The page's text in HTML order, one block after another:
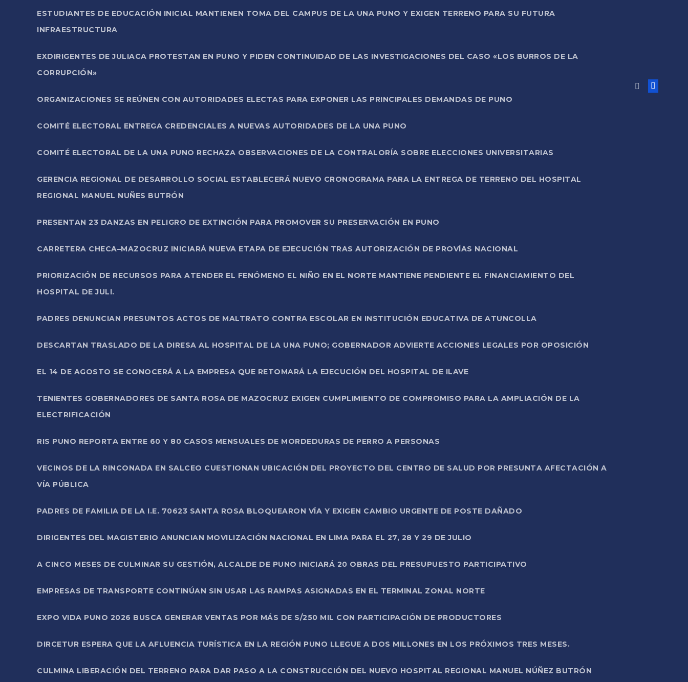
ESTUDIANTES DE EDUCACIÓN INICIAL MANTIENEN TOMA DEL CAMPUS DE LA UNA PUNO Y EXIGEN TERRENO PARA SU FUTURA
INFRAESTRUCTURA
EXDIRIGENTES DE JULIACA PROTESTAN EN PUNO Y PIDEN CONTINUIDAD DE LAS INVESTIGACIONES DEL CASO «LOS BURROS DE LA
CORRUPCIÓN»
ORGANIZACIONES SE REÚNEN CON AUTORIDADES ELECTAS PARA EXPONER LAS PRINCIPALES DEMANDAS DE PUNO
COMITÉ ELECTORAL ENTREGA CREDENCIALES A NUEVAS AUTORIDADES DE LA UNA PUNO
COMITÉ ELECTORAL DE LA UNA PUNO RECHAZA OBSERVACIONES DE LA CONTRALORÍA SOBRE ELECCIONES UNIVERSITARIAS
GERENCIA REGIONAL DE DESARROLLO SOCIAL ESTABLECERÁ NUEVO CRONOGRAMA PARA LA ENTREGA DE TERRENO DEL HOSPITAL
REGIONAL MANUEL NUÑES BUTRÓN
PRESENTAN 23 DANZAS EN PELIGRO DE EXTINCIÓN PARA PROMOVER SU PRESERVACIÓN EN PUNO
CARRETERA CHECA–MAZOCRUZ INICIARÁ NUEVA ETAPA DE EJECUCIÓN TRAS AUTORIZACIÓN DE PROVÍAS NACIONAL
PRIORIZACIÓN DE RECURSOS PARA ATENDER EL FENÓMENO EL NIÑO EN EL NORTE MANTIENE PENDIENTE EL FINANCIAMIENTO DEL
HOSPITAL DE JULI.
PADRES DENUNCIAN PRESUNTOS ACTOS DE MALTRATO CONTRA ESCOLAR EN INSTITUCIÓN EDUCATIVA DE ATUNCOLLA
DESCARTAN TRASLADO DE LA DIRESA AL HOSPITAL DE LA UNA PUNO; GOBERNADOR ADVIERTE ACCIONES LEGALES POR OPOSICIÓN
EL 14 DE AGOSTO SE CONOCERÁ A LA EMPRESA QUE RETOMARÁ LA EJECUCIÓN DEL HOSPITAL DE ILAVE
TENIENTES GOBERNADORES DE SANTA ROSA DE MAZOCRUZ EXIGEN CUMPLIMIENTO DE COMPROMISO PARA LA AMPLIACIÓN DE LA
ELECTRIFICACIÓN
RIS PUNO REPORTA ENTRE 60 Y 80 CASOS MENSUALES DE MORDEDURAS DE PERRO A PERSONAS
VECINOS DE LA RINCONADA EN SALCEO CUESTIONAN UBICACIÓN DEL PROYECTO DEL CENTRO DE SALUD POR PRESUNTA AFECTACIÓN A
VÍA PÚBLICA
PADRES DE FAMILIA DE LA I.E. 70623 SANTA ROSA BLOQUEARON VÍA Y EXIGEN CAMBIO URGENTE DE POSTE DAÑADO
DIRIGENTES DEL MAGISTERIO ANUNCIAN MOVILIZACIÓN NACIONAL EN LIMA PARA EL 27, 28 Y 29 DE JULIO
A CINCO MESES DE CULMINAR SU GESTIÓN, ALCALDE DE PUNO INICIARÁ 20 OBRAS DEL PRESUPUESTO PARTICIPATIVO
EMPRESAS DE TRANSPORTE CONTINÚAN SIN USAR LAS RAMPAS ASIGNADAS EN EL TERMINAL ZONAL NORTE
EXPO VIDA PUNO 2026 BUSCA GENERAR VENTAS POR MÁS DE S/250 MIL CON PARTICIPACIÓN DE PRODUCTORES
DIRCETUR ESPERA QUE LA AFLUENCIA TURÍSTICA EN LA REGIÓN PUNO LLEGUE A DOS MILLONES EN LOS PRÓXIMOS TRES MESES.
CULMINA LIBERACIÓN DEL TERRENO PARA DAR PASO A LA CONSTRUCCIÓN DEL NUEVO HOSPITAL REGIONAL MANUEL NÚÑEZ BUTRÓN